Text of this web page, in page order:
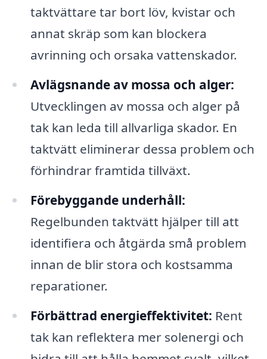
taktvättare tar bort löv, kvistar och
annat skräp som kan blockera
avrinning och orsaka vattenskador.
Avlägsnande av mossa och alger:
Utvecklingen av mossa och alger på
tak kan leda till allvarliga skador. En
taktvätt eliminerar dessa problem och
förhindrar framtida tillväxt.
Förebyggande underhåll:
Regelbunden taktvätt hjälper till att
identifiera och åtgärda små problem
innan de blir stora och kostsamma
reparationer.
Förbättrad energieffektivitet: Rent
tak kan reflektera mer solenergi och